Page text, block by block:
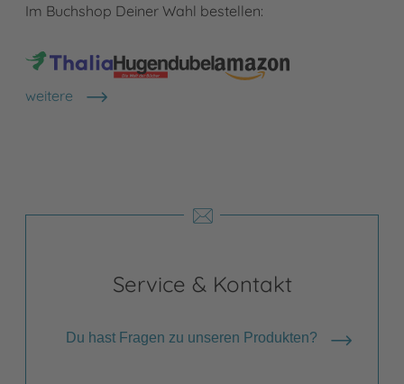
Im Buchshop Deiner Wahl bestellen:
weitere
Shops anzeigen
Service & Kontakt
Du hast Fragen zu unseren Produkten?